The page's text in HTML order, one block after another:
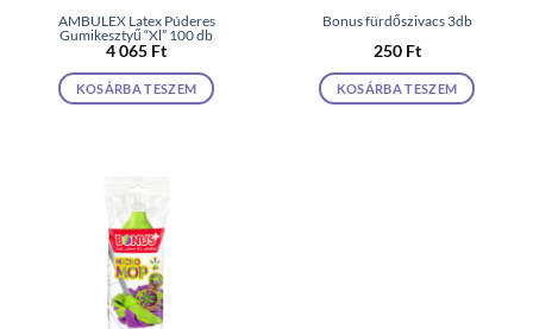
AMBULEX Latex Púderes
Gumikesztyű “Xl” 100 db
4 065 Ft
KOSÁRBA TESZEM
Bonus fürdőszivacs 3db
250 Ft
KOSÁRBA TESZEM